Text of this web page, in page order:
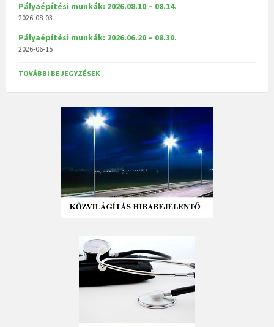
Pályaépítési munkák: 2026.08.10 – 08.14.
2026-08-03
Pályaépítési munkák: 2026.06.20 – 08.30.
2026-06-15
TOVÁBBI BEJEGYZÉSEK